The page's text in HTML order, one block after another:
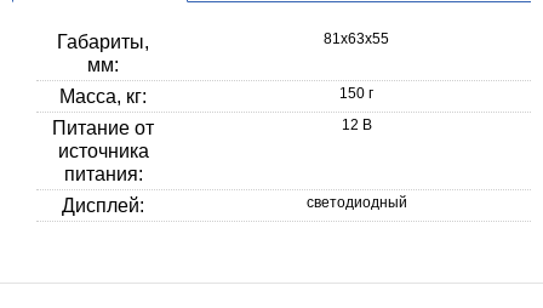
Габариты,
мм:
81х63х55
Масса, кг: 150 г
Питание от
источника
питания:
12 В
Дисплей: светодиодный